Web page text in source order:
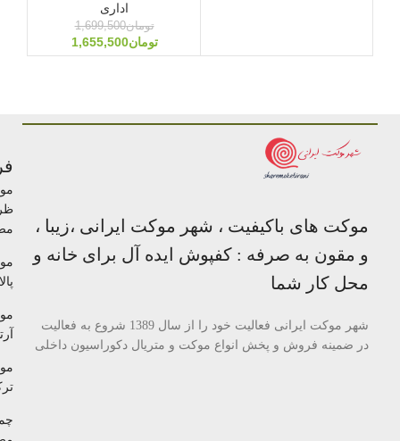
اداری
تومان1,699,500
تومان1,655,500
موکت های باکیفیت ، شهر موکت ایرانی ،زیبا ،
و مقون به صرفه : کفپوش ایده آل برای خانه و
محل کار شما
شهر موکت ایرانی فعالیت خود را از سال 1389 شروع به فعالیت
در ضمینه فروش و پخش انواع موکت و متریال دکوراسیون داخلی